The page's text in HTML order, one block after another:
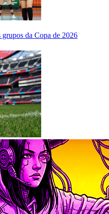
da Copa de 2026